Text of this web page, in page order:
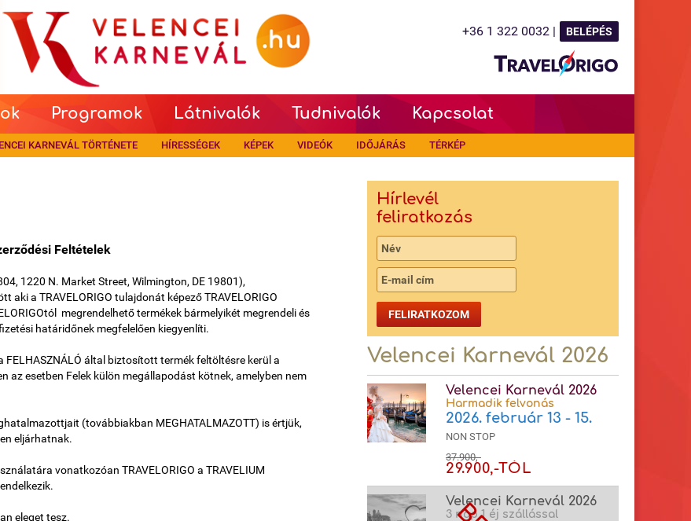
+36 1 322 0032 | BELÉPÉS
Programok Látnivalók Tudnivalók Kapcsolat
KARNEVÁL TÖRTÉNETE HÍRESSÉGEK KÉPEK VIDEÓK IDŐJÁRÁS TÉRKÉP
Feltételek
1220 N. Market Street, Wilmington, DE 19801),
aki a TRAVELORIGO tulajdonát képező TRAVELORIGO
megrendelhető termékek bármelyikét megrendeli és
határidőnek megfelelően kiegyenlíti.
által biztosított termék feltöltésre kerül a
az esetben Felek külön megállapodást kötnek, amelyben nem
(továbbiakban MEGHATALMAZOTT) is értjük,
eljárhatnak.
vonatkozóan TRAVELORIGO a TRAVELIUM
eleget tesz.
Hírlevél
feliratkozás
FELIRATKOZOM
Velencei Karnevál 2026
Velencei Karnevál 2026
Harmadik felvonás
2026. február 13 - 15.
NON STOP
37.900,-
29.900,-TÓL
Velencei Karnevál 2026
3 nap 1 éj szállással